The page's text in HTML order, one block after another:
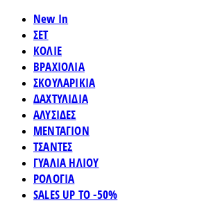
New In
ΣΕΤ
ΚΟΛΙΕ
ΒΡΑΧΙΟΛΙΑ
ΣΚΟΥΛΑΡΙΚΙΑ
ΔΑΧΤΥΛΙΔΙΑ
ΑΛΥΣΙΔΕΣ
ΜΕΝΤΑΓΙΟΝ
ΤΣΑΝΤΕΣ
ΓΥΑΛΙΑ ΗΛΙΟΥ
ΡΟΛΟΓΙΑ
SALES UP TO -50%